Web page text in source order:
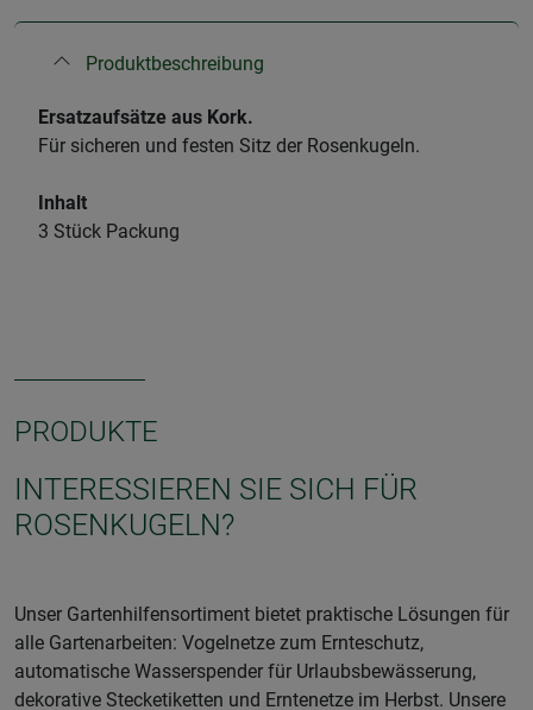
Produktbeschreibung
Ersatzaufsätze aus Kork.
Für sicheren und festen Sitz der Rosenkugeln.
Inhalt
3 Stück Packung
PRODUKTE
INTERESSIEREN SIE SICH FÜR
ROSENKUGELN?
Unser Gartenhilfensortiment bietet praktische Lösungen für
alle Gartenarbeiten: Vogelnetze zum Ernteschutz,
automatische Wasserspender für Urlaubsbewässerung,
dekorative Stecketiketten und Erntenetze im Herbst. Unsere